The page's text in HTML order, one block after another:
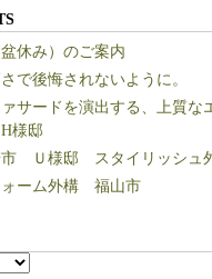
休み）のご案内
で後悔されないように。
サードを演出する、上質な
様邸
Ｕ様邸 スタイリッシュ
ォーム外構 福山市